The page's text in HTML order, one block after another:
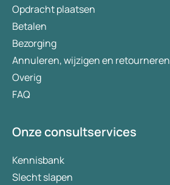
Opdracht plaatsen
Betalen
Bezorging
Annuleren, wijzigen en retourneren
Overig
FAQ
Onze consultservices
Kennisbank
Slecht slapen